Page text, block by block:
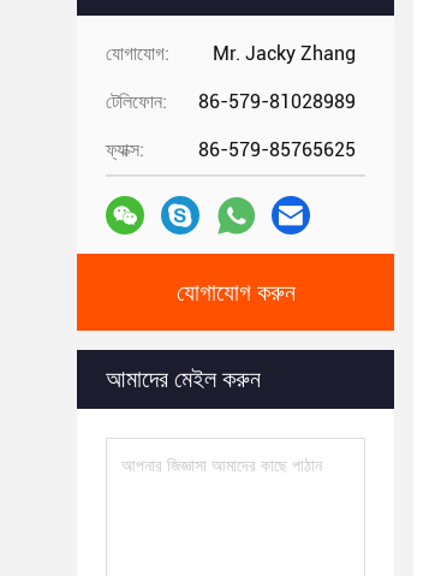
যোগাযোগ: Mr. Jacky Zhang
টেলিফোন: 86-579-81028989
ফ্যাক্স: 86-579-85765625
যোগাযোগ করুন
আমাদের মেইল ​​করুন